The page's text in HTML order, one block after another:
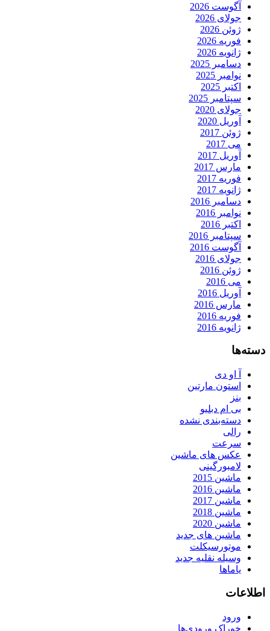
آگوست 2026
جولای 2026
ژوئن 2026
فوریه 2026
ژانویه 2026
دسامبر 2025
نوامبر 2025
اکتبر 2025
سپتامبر 2025
جولای 2020
آوریل 2020
ژوئن 2017
می 2017
آوریل 2017
مارس 2017
فوریه 2017
ژانویه 2017
دسامبر 2016
نوامبر 2016
اکتبر 2016
سپتامبر 2016
آگوست 2016
جولای 2016
ژوئن 2016
می 2016
آوریل 2016
مارس 2016
فوریه 2016
ژانویه 2016
دسته‌ها
آ او دی
استون مارتین
بنز
بی ام دبلیو
دسته‌بندی نشده
رالی
سرعت
عکس های ماشین
لامبورگینی
ماشین 2015
ماشین 2016
ماشین 2017
ماشین 2018
ماشین 2020
ماشین های جدید
موتورسیکلت
وسیله نقلیه جدید
یاماها
اطلاعات
ورود
خوراک ورودی‌ها